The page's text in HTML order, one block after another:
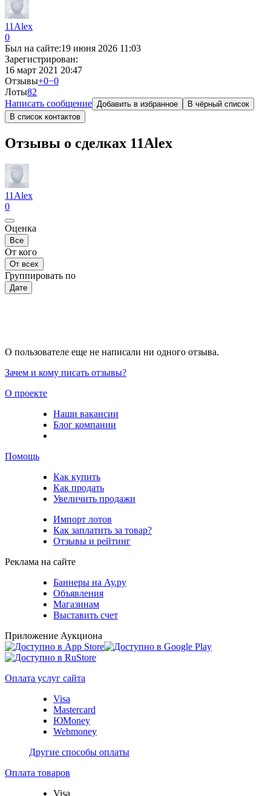
11Alex
0
Был на сайте:19 июня 2026 11:03
Зарегистрирован:
16 март 2021 20:47
Отзывы+0−0
Лоты82
Написать сообщение Добавить в избранное
В чёрный список
В список контактов
Отзывы о сделках 11Alex
11Alex
0
Оценка
Все
От кого
От всех
Группировать по
Дате
О пользователе еще не написали ни одного отзыва.
Зачем и кому писать отзывы?
О проекте
Наши вакансии
Блог компании
Помощь
Как купить
Как продать
Увеличить продажи
Импорт лотов
Как заплатить за товар?
Отзывы и рейтинг
Реклама на сайте
Баннеры на Ау.ру
Объявления
Магазинам
Выставить счет
Приложение Аукциона
Оплата услуг сайта
Visa
Mastercard
ЮMoney
Webmoney
Другие способы оплаты
Оплата товаров
Visa